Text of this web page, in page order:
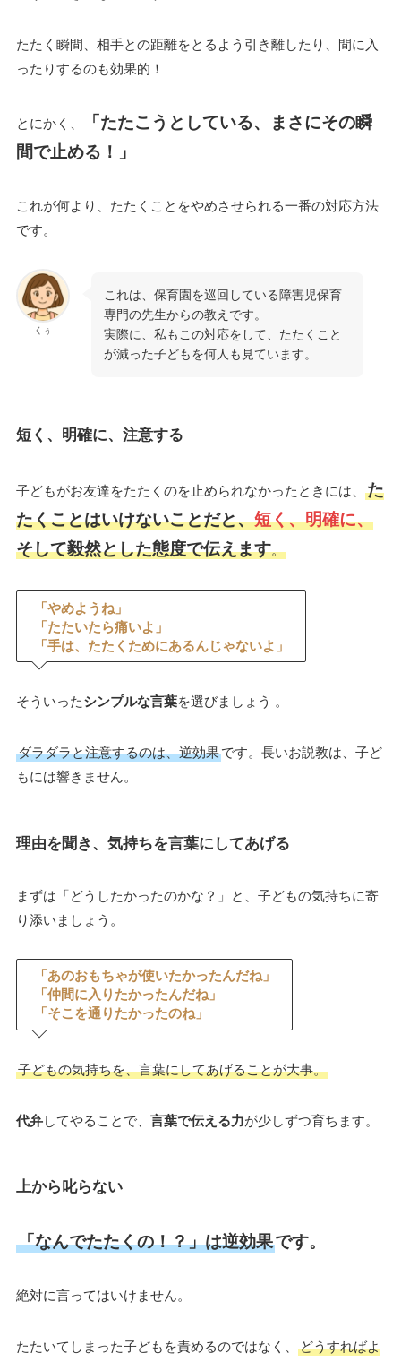
たたく瞬間、相手との距離をとるよう引き離したり、間に入
ったりするのも効果的！
とにかく、
「たたこうとしている、まさにその瞬
間で止める！」
これが何より、たたくことをやめさせられる一番の対応方法
です。
くぅ
これは、保育園を巡回している障害児保育
専門の先生からの教えです。
実際に、私もこの対応をして、たたくこと
が減った子どもを何人も見ています。
短く、明確に、注意する
子どもがお友達をたたくのを止められなかったときには、
た
たくことはいけないことだと、短く、明確に、
そして毅然とした態度で伝えます。
「やめようね」
「たたいたら痛いよ」
「手は、たたくためにあるんじゃないよ」
そういったシンプルな言葉を選びましょう 。
ダラダラと注意するのは、逆効果です。長いお説教は、子ど
もには響きません。
理由を聞き、気持ちを言葉にしてあげる
まずは「どうしたかったのかな？」と、子どもの気持ちに寄
り添いましょう。
「あのおもちゃが使いたかったんだね」
「仲間に入りたかったんだね」
「そこを通りたかったのね」
子どもの気持ちを、言葉にしてあげることが大事。
代弁してやることで、 言葉で伝える力が少しずつ育ちます。
上から叱らない
「なんでたたくの！？」は逆効果です。
絶対に言ってはいけません。
たたいてしまった子どもを責めるのではなく、
どうすればよ